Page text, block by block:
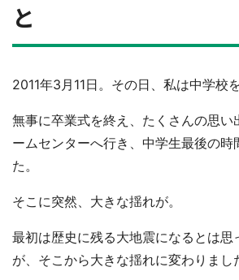
と
2011年3月11日。その日、私は中学校
無事に卒業式を終え、たくさんの思い
ームセンターへ行き、中学生最後の時
た。
そこに突然、大きな揺れが。
最初は歴史に残る大地震になるとは思
が、そこから大きな揺れに変わりまし